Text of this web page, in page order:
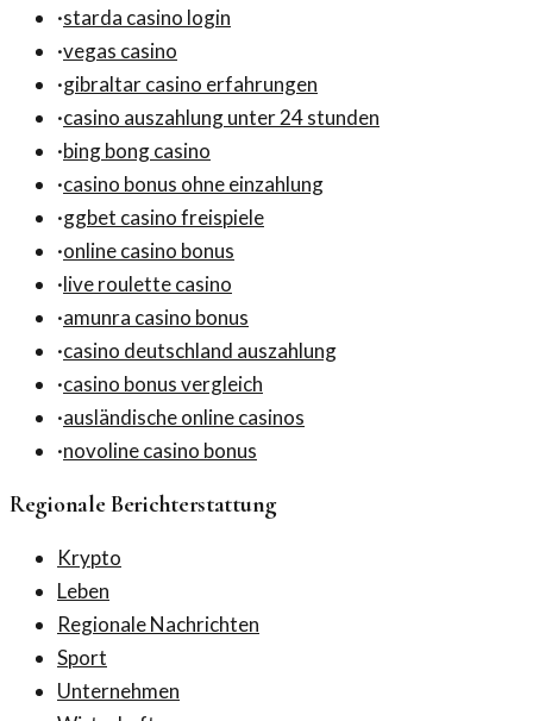
·starda casino login
·vegas casino
·gibraltar casino erfahrungen
·casino auszahlung unter 24 stunden
·bing bong casino
·casino bonus ohne einzahlung
·ggbet casino freispiele
·online casino bonus
·live roulette casino
·amunra casino bonus
·casino deutschland auszahlung
·casino bonus vergleich
·ausländische online casinos
·novoline casino bonus
Regionale Berichterstattung
Krypto
Leben
Regionale Nachrichten
Sport
Unternehmen